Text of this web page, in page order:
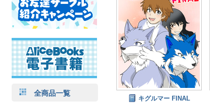
全商品一覧
キグルマー FINAL